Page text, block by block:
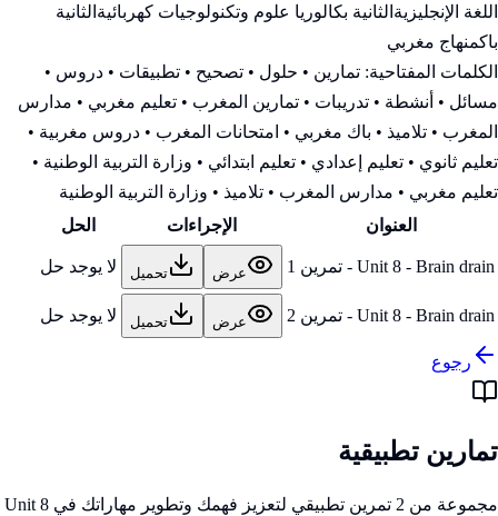
اللغة الإنجليزية الثانية بكالوريا علوم وتكنولوجيات كهربائية الثانية
باكمنهاج مغربي
الكلمات المفتاحية: تمارين • حلول • تصحيح • تطبيقات • دروس •
مسائل • أنشطة • تدريبات • تمارين المغرب • تعليم مغربي • مدارس
المغرب • تلاميذ • باك مغربي • امتحانات المغرب • دروس مغربية •
تعليم ثانوي • تعليم إعدادي • تعليم ابتدائي • وزارة التربية الوطنية •
تعليم مغربي • مدارس المغرب • تلاميذ • وزارة التربية الوطنية
العنوان
الإجراءات الحل
Unit 8 - Brain drain - تمرين 1 عرض تحميل لا يوجد حل
Unit 8 - Brain drain - تمرين 2 عرض تحميل لا يوجد حل
رجوع
تمارين تطبيقية
مجموعة من 2 تمرين تطبيقي لتعزيز فهمك وتطوير مهاراتك في Unit 8